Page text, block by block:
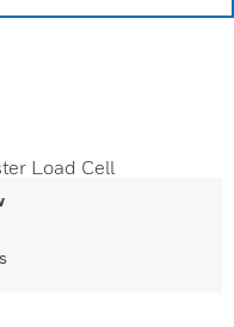
Load Cell